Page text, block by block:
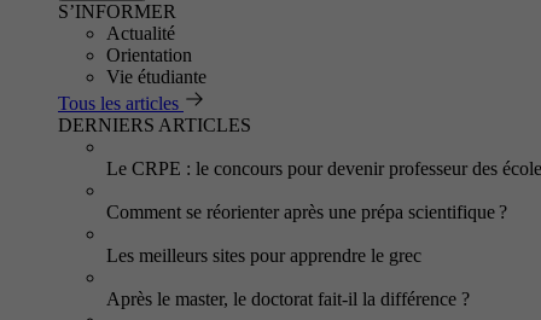
S’INFORMER
Actualité
Orientation
Vie étudiante
Tous les articles
DERNIERS ARTICLES
Le CRPE : le concours pour devenir professeur des
Comment se réorienter après une prépa scientifique ?
Les meilleurs sites pour apprendre le grec
Après le master, le doctorat fait-il la différence ?